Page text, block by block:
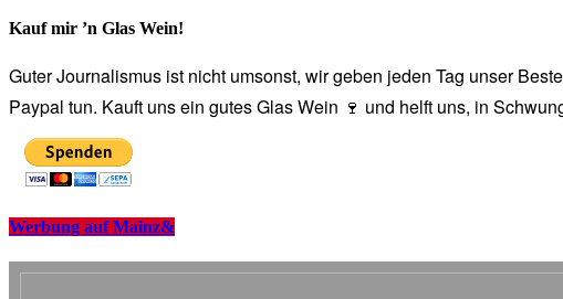
Kauf mir ’n Glas Wein!
Guter Journalismus ist nicht umsonst, wir geben jeden Tag unser
Paypal tun. Kauft uns ein gutes Glas Wein 🍷 und helft uns, in
Werbung auf Mainz&